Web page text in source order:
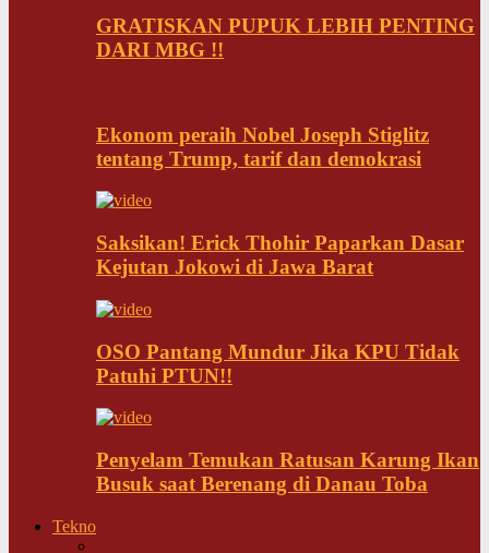
GRATISKAN PUPUK LEBIH PENTING
DARI MBG !!
Ekonom peraih Nobel Joseph Stiglitz
tentang Trump, tarif dan demokrasi
Saksikan! Erick Thohir Paparkan Dasar
Kejutan Jokowi di Jawa Barat
OSO Pantang Mundur Jika KPU Tidak
Patuhi PTUN!!
Penyelam Temukan Ratusan Karung Ikan
Busuk saat Berenang di Danau Toba
Tekno